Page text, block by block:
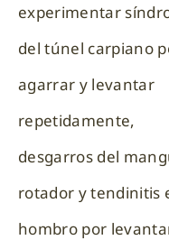
experimentar
del túnel carpiano
agarrar y levantar
repetidamente,
desgarros del
rotador y tendinitis
hombro por